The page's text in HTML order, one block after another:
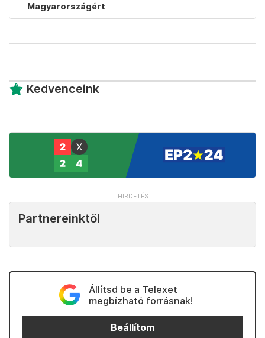
Magyarországért
Kedvenceink
Partnereinktől
Állítsd be a Telexet
megbízható forrásnak!
Beállítom